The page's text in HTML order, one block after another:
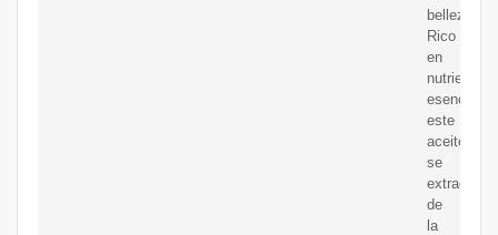
belleza.
Rico
en
nutrientes
este
aceite
se
extrae
de
la